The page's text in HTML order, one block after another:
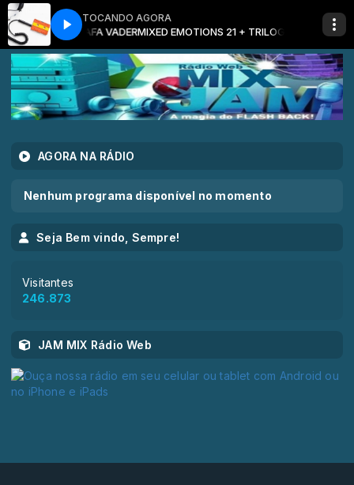
TOCANDO AGORA
TRILOGIA BY TAFA VADERMIXED EMOTIONS 21 + TRILOGIA BY TAFA
AGORA NA RÁDIO
Nenhum programa disponível no momento
Seja Bem vindo, Sempre!
Visitantes
246.873
JAM MIX Rádio Web